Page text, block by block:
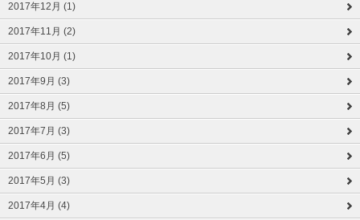
2017年12月 (1)
2017年11月 (2)
2017年10月 (1)
2017年9月 (3)
2017年8月 (5)
2017年7月 (3)
2017年6月 (5)
2017年5月 (3)
2017年4月 (4)